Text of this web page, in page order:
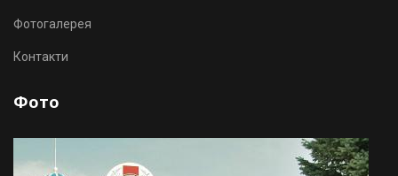
Фотогалерея
Контакти
Фото